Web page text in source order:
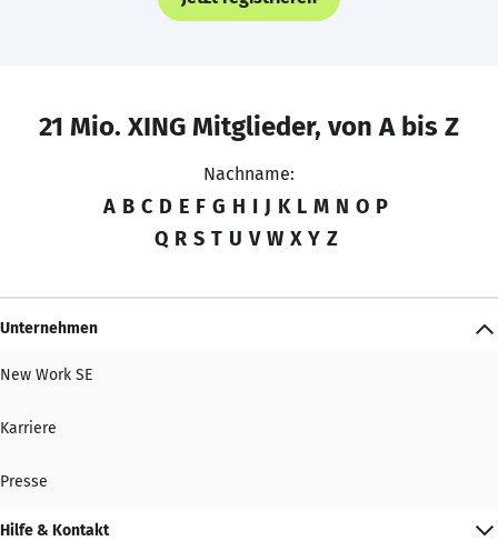
21 Mio. XING Mitglieder, von A bis Z
Nachname:
A B C D E F G H I J K L M N O P
Q R S T U V W X Y Z
Unternehmen
New Work SE
Karriere
Presse
Hilfe & Kontakt